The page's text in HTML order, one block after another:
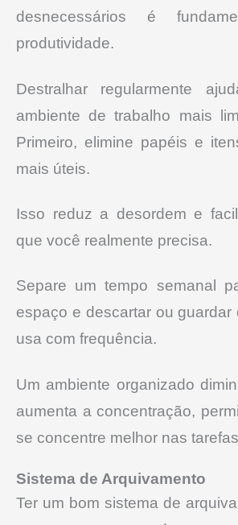
desnecessários é
produtividade.
Destralhar regularmente
ambiente de trabalho mais
Primeiro, elimine papéis e
mais úteis.
Isso reduz a desordem e
que você realmente precisa.
Separe um tempo semanal
espaço e descartar ou guardar
usa com frequência.
Um ambiente organizado
aumenta a concentração,
se concentre melhor nas
Sistema de Arquivamento
Ter um bom sistema de